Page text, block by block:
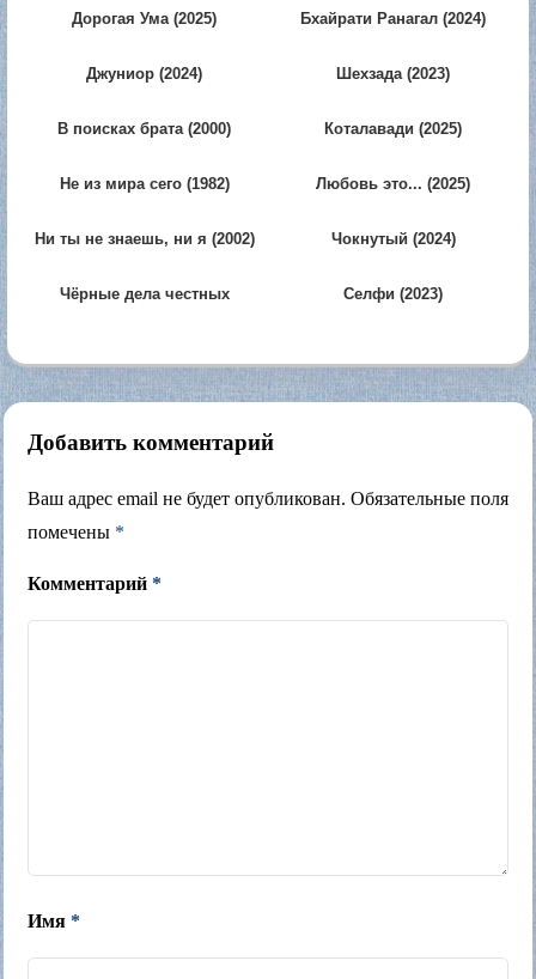
Дорогая Ума (2025) Бхайрати Ранагал (2024)
Джуниор (2024) Шехзада (2023)
В поисках брата (2000) Коталавади (2025)
Не из мира сего (1982) Любовь это... (2025)
Ни ты не знаешь, ни я (2002) Чокнутый (2024)
Чёрные дела честных
Селфи (2023)
Добавить комментарий
Ваш адрес email не будет опубликован. Обязательные поля
помечены *
Комментарий *
Имя *